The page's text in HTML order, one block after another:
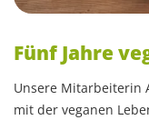
Fünf Jahre
Unsere Mitarbeiterin
mit der veganen